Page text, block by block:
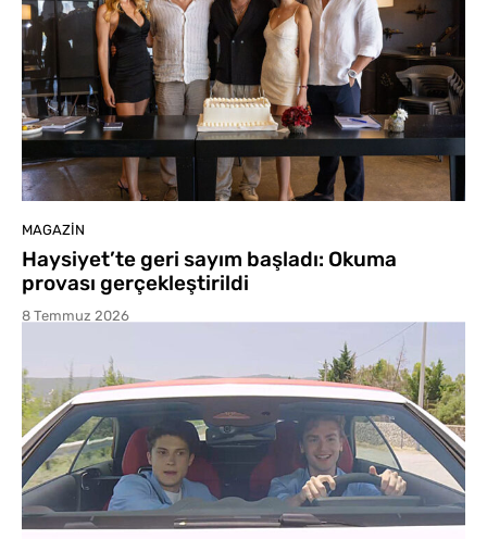
MAGAZIN
Haysiyet’te geri sayım başladı: Okuma
provası gerçekleştirildi
8 Temmuz 2026